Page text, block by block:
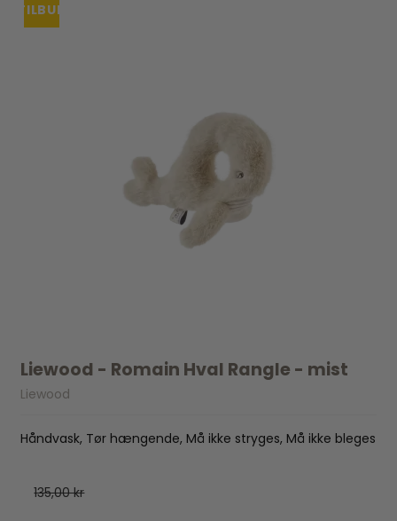
TILBUD
Liewood - Romain Hval Rangle - mist
Liewood
Håndvask, Tør hængende, Må ikke stryges, Må ikke bleges
135,00 kr